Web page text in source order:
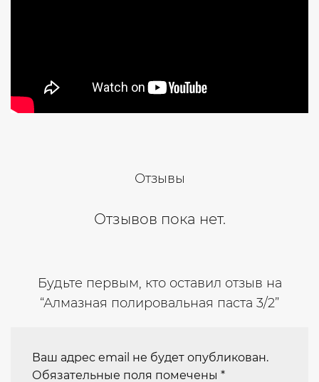
Отзывы
Отзывов пока нет.
Будьте первым, кто оставил отзыв на
“Алмазная полировальная паста 3/2”
Ваш адрес email не будет опубликован.
Обязательные поля помечены *